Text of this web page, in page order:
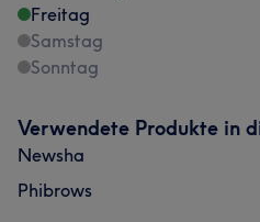
Freitag
Samstag
Sonntag
Verwendete Produkte in
Newsha
Phibrows